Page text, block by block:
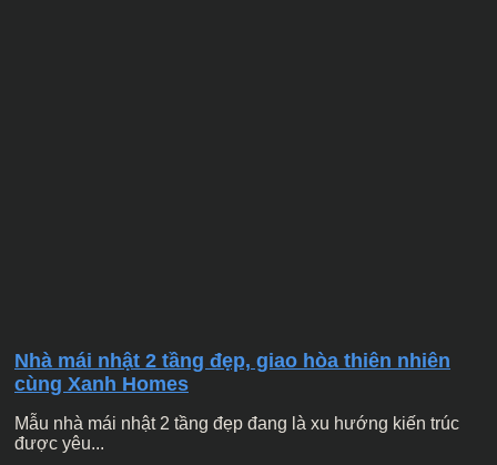
Nhà mái nhật 2 tầng đẹp, giao hòa thiên nhiên
cùng Xanh Homes
Mẫu nhà mái nhật 2 tầng đẹp đang là xu hướng kiến trúc
được yêu...